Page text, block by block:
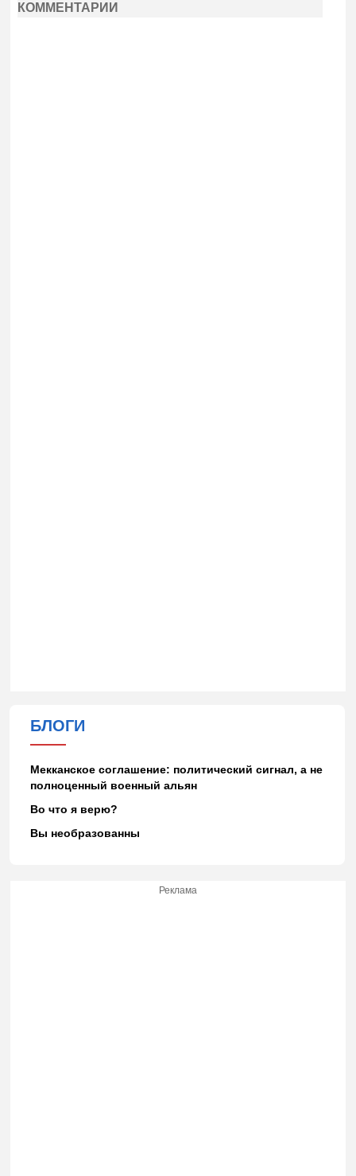
КОММЕНТАРИИ
БЛОГИ
Мекканское соглашение: политический сигнал, а не
полноценный военный альян
Во что я верю?
Вы необразованны
Реклама